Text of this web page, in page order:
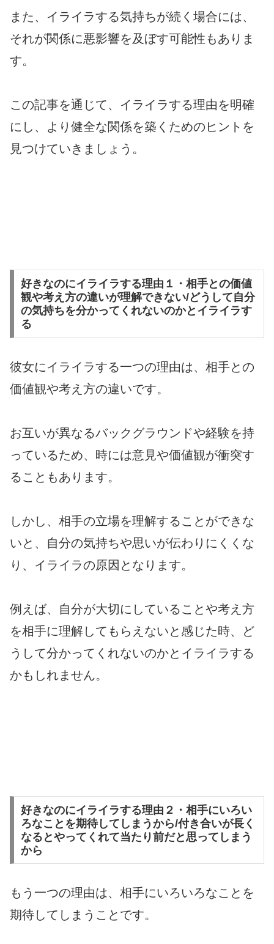
また、イライラする気持ちが続く場合には、
それが関係に悪影響を及ぼす可能性もありま
す。
この記事を通じて、イライラする理由を明確
にし、より健全な関係を築くためのヒントを
見つけていきましょう。
好きなのにイライラする理由１・相手との価値
観や考え方の違いが理解できない/どうして自分
の気持ちを分かってくれないのかとイライラす
る
彼女にイライラする一つの理由は、相手との
価値観や考え方の違いです。
お互いが異なるバックグラウンドや経験を持
っているため、時には意見や価値観が衝突す
ることもあります。
しかし、相手の立場を理解することができな
いと、自分の気持ちや思いが伝わりにくくな
り、イライラの原因となります。
例えば、自分が大切にしていることや考え方
を相手に理解してもらえないと感じた時、ど
うして分かってくれないのかとイライラする
かもしれません。
好きなのにイライラする理由２・相手にいろい
ろなことを期待してしまうから/付き合いが長く
なるとやってくれて当たり前だと思ってしまう
から
もう一つの理由は、相手にいろいろなことを
期待してしまうことです。